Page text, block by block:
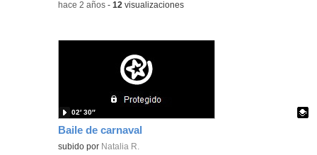
-hace 2 años -12 visualizaciones
Baile de carnaval
Contenido educativo.
subido por Natalia R.
02′ 30″